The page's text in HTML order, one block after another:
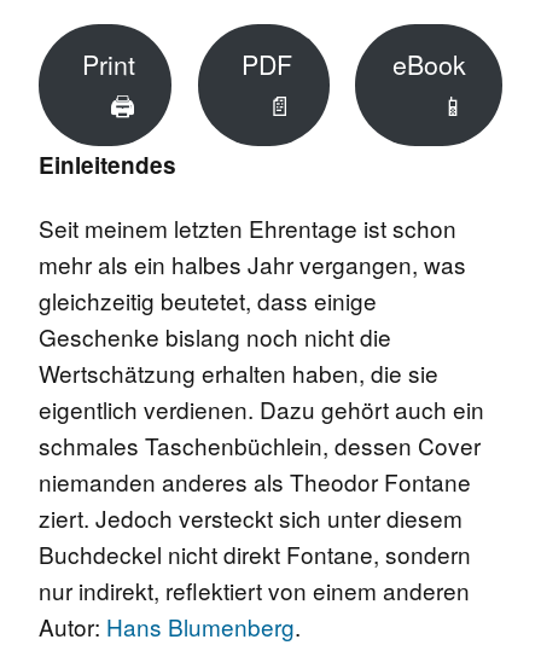
Print
🖨
PDF
📄
eBook
📱
Einleitendes
Seit meinem letzten Ehrentage ist schon
mehr als ein halbes Jahr vergangen, was
gleichzeitig beutetet, dass einige
Geschenke bislang noch nicht die
Wertschätzung erhalten haben, die sie
eigentlich verdienen. Dazu gehört auch ein
schmales Taschenbüchlein, dessen Cover
niemanden anderes als Theodor Fontane
ziert. Jedoch versteckt sich unter diesem
Buchdeckel nicht direkt Fontane, sondern
nur indirekt, reflektiert von einem anderen
Autor: Hans Blumenberg.